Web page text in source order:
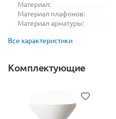
Материал:
Материал плафонов:
Материал арматуры:
Все характеристики
Комплектующие